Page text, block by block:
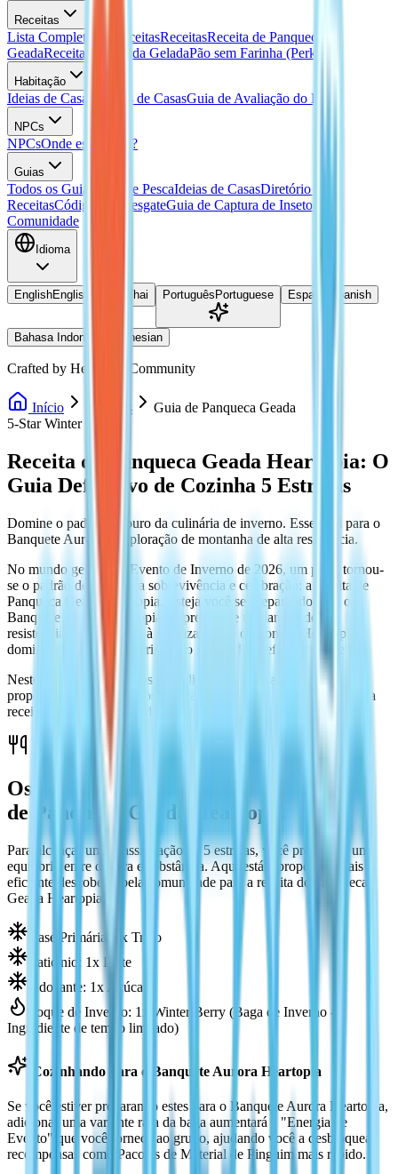
Receitas
Lista Completa de ReceitasReceitasReceita de Panqueca
GeadaReceita de Bebida GeladaPão sem Farinha (Perk)
Habitação
Ideias de Casas Plantas de CasasGuia de Avaliação do Lar
NPCs
NPCsOnde está Doris?
Guias
Todos os Guias Guia de PescaIdeias de CasasDiretório de
ReceitasCódigos de ResgateGuia de Captura de Insetos
Comunidade
Idioma
EnglishEnglish Thai Português Portuguese Español Spanish
Bahasa Indonesia Indonesian
Crafted by Heartopia Community
Início Receitas
Guia de Panqueca Geada
5-Star Winter Recipe
Receita de Panqueca Geada Heartopia: O
Guia Definitivo de Cozinha 5 Estrelas
Domine o padrão de ouro da culinária de inverno. Essencial para o
Banquete Aurora e exploração de montanha de alta resistência.
No mundo gelado do Evento de Inverno de 2026, um prato tornou-
se o padrão de ouro para sobrevivência e celebração: a receita de
Panqueca Geada Heartopia. Esteja você se preparando para o
Banquete Aurora Heartopia ou precise de um lanche de alta
resistência para sua caça à localização do ovo onsen Heartopia,
dominar esta receita é obrigatório para todo chef de alto nível.
Neste guia, detalhamos os ingredientes exatos, as melhores
proporções para resultados de alta qualidade e onde desbloquear a
receita de Panqueca Geada Heartopia hoje.
Os ingredientes perfeitos para a receita
de Panqueca Geada Heartopia
Para alcançar uma classificação de 5 estrelas, você precisa de um
equilíbrio entre doçura e substância. Aqui está a proporção mais
eficiente descoberta pela comunidade para a receita de Panqueca
Geada Heartopia:
Base Primária: 2x Trigo
Laticínio: 1x Leite
Adoçante: 1x Açúcar
Toque de Inverno: 1x Winter Berry (Baga de Inverno -
Ingrediente de tempo limitado)
Cozinhando para o Banquete Aurora Heartopia
Se você estiver preparando estes para o Banquete Aurora Heartopia,
adicionar uma variante rara da baga aumentará a "Energia de
Evento" que você fornece ao grupo, ajudando você a desbloquear
recompensas como Pacotes de Material de Pinguim mais rápido.